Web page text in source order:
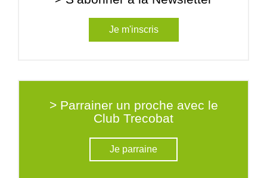
Je m'inscris
> Parrainer un proche avec le
Club Trecobat
Je parraine